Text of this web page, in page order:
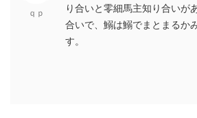
ｑｐ
り合いと零細馬主知り合いが
合いで、鰯は鰯でまとまるか
す。